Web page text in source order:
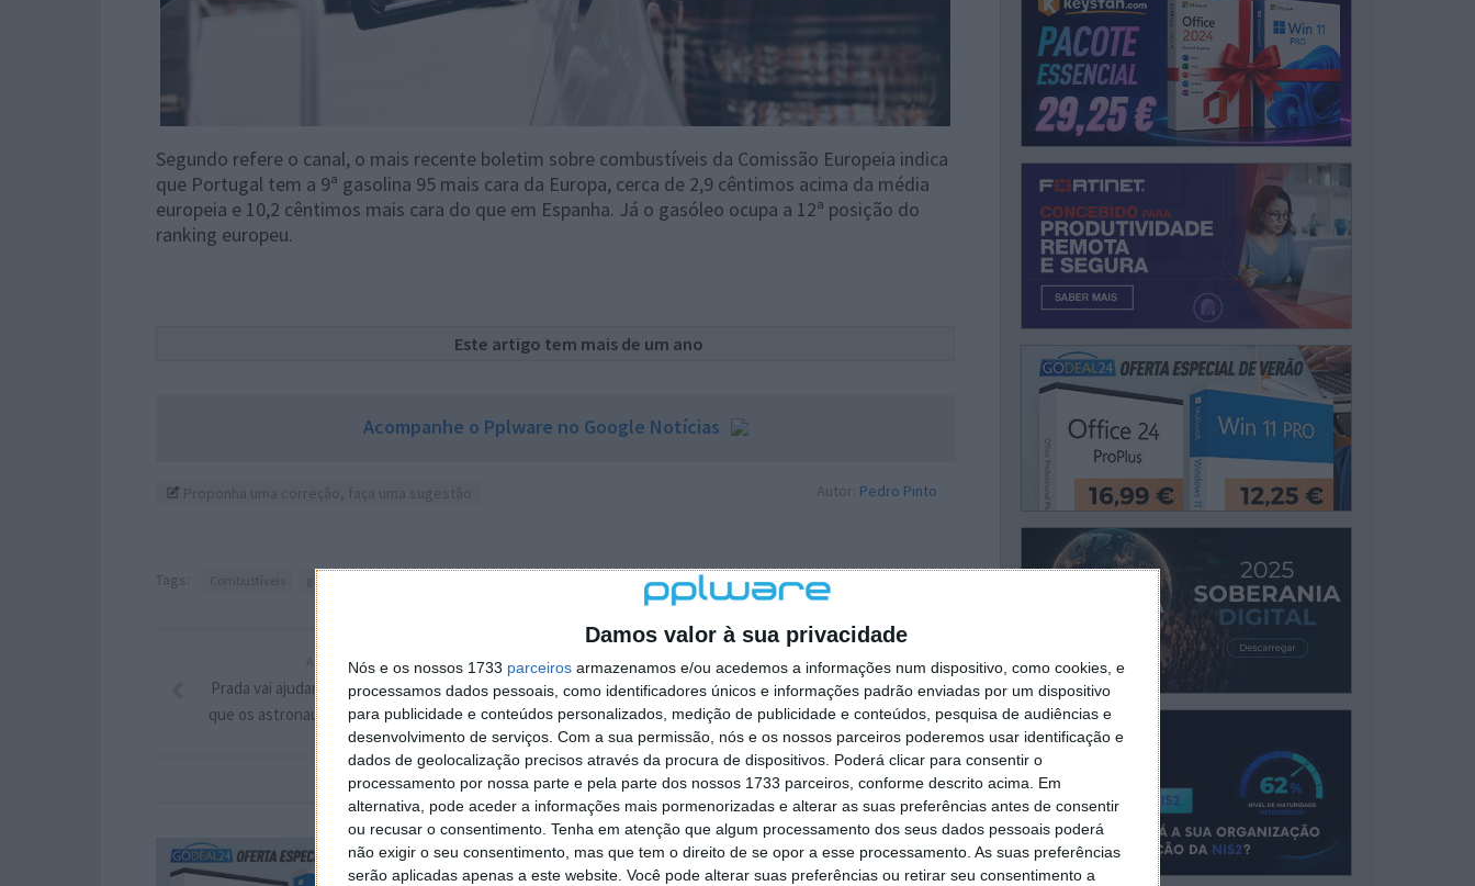
Damos valor à sua privacidade
Nós e os nossos 1733 parceiros armazenamos e/ou acedemos a informações num dispositivo, como cookies, e
processamos dados pessoais, como identificadores únicos e informações padrão enviadas por um dispositivo
para publicidade e conteúdos personalizados, medição de publicidade e conteúdos, pesquisa de audiências e
desenvolvimento de serviços. Com a sua permissão, nós e os nossos parceiros poderemos usar identificação e
dados de geolocalização precisos através da procura de dispositivos. Poderá clicar para consentir o
processamento por nossa parte e pela parte dos nossos 1733 parceiros, conforme descrito acima. Em
alternativa, pode aceder a informações mais pormenorizadas e alterar as suas preferências antes de consentir
ou recusar o consentimento. Tenha em atenção que algum processamento dos seus dados pessoais poderá
não exigir o seu consentimento, mas que tem o direito de se opor a esse processamento. As suas preferências
serão aplicadas apenas a este website. Você pode alterar suas preferências ou retirar seu consentimento a
Segundo refere o canal, o mais recente boletim sobre combustíveis da Comissão Europeia indica
que Portugal tem a 9ª gasolina 95 mais cara da Europa, cerca de 2,9 cêntimos acima da média
europeia e 10,2 cêntimos mais cara do que em Espanha. Já o gasóleo ocupa a 12ª posição do
ranking europeu.
Este artigo tem mais de um ano
Acompanhe o Pplware no Google Notícias
Autor: Pedro Pinto
Tags: gasóleo
PRÓXIMO ARTIGO
“Termómetro voador” envia as primeiras
imagens térmicas dos pontos críticos da Terra
ARTIGO ANTERIOR
Prada vai ajudar a projetar os fatos espaciais
que os astronautas da Artemis usarão na Lua